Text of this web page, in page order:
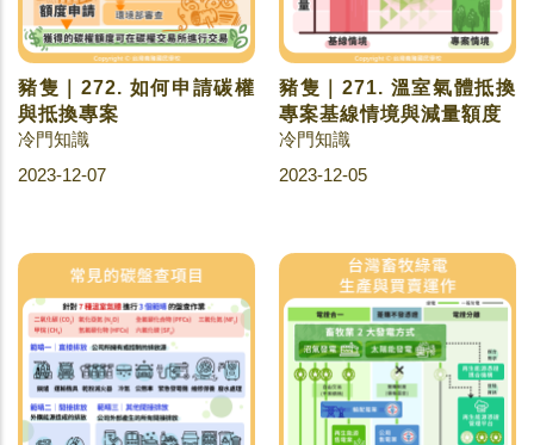
豬隻｜272. 如何申請碳權
與抵換專案
冷門知識
2023-12-07
豬隻｜271. 溫室氣體抵換
專案基線情境與減量額度
冷門知識
2023-12-05